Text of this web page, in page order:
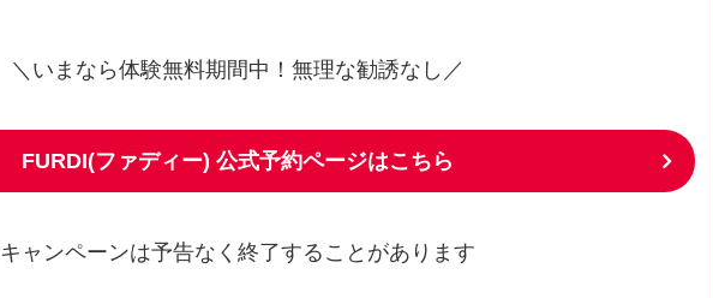
＼いまなら体験無料期間中！無理な勧誘なし／
FURDI(ファディー) 公式予約ページはこちら
キャンペーンは予告なく終了することがあります